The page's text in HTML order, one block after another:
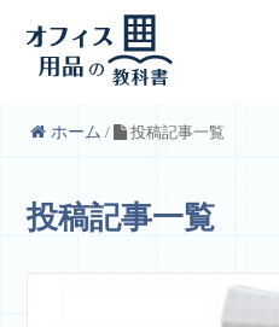
ホーム / 投稿記事一覧
投稿記事一覧